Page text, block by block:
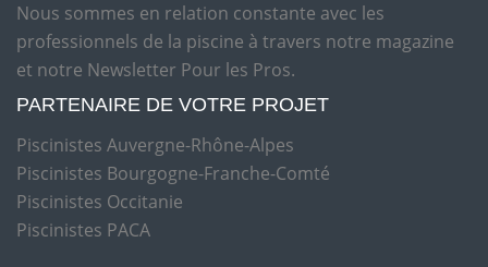
Nous sommes en relation constante avec les
professionnels de la piscine à travers notre magazine
et notre Newsletter Pour les Pros.
PARTENAIRE DE VOTRE PROJET
Piscinistes Auvergne-Rhône-Alpes
Piscinistes Bourgogne-Franche-Comté
Piscinistes Occitanie
Piscinistes PACA